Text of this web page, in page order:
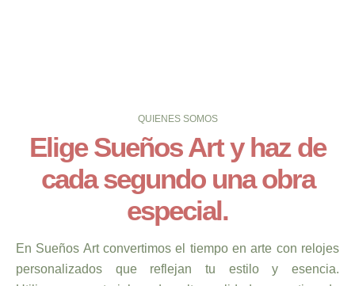
QUIENES SOMOS
Elige Sueños Art y haz de
cada segundo una obra
especial.
En Sueños Art convertimos el tiempo en arte con relojes
personalizados que reflejan tu estilo y esencia.